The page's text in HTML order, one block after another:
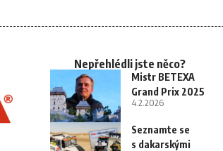
Nepřehlédli jste něco?
Mistr BETEXA
Grand Prix 2025
4.2.2026
Seznamte se
s dakarskými